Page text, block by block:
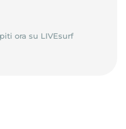
ora su LIVEsurf